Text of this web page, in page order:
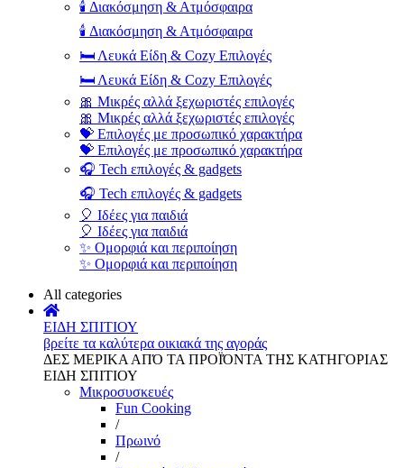
🕯️ Διακόσμηση & Ατμόσφαιρα
🕯️ Διακόσμηση & Ατμόσφαιρα
🛏️ Λευκά Είδη & Cozy Επιλογές
🛏️ Λευκά Είδη & Cozy Επιλογές
🎀 Μικρές αλλά ξεχωριστές επιλογές
🎀 Μικρές αλλά ξεχωριστές επιλογές
💝 Επιλογές με προσωπικό χαρακτήρα
💝 Επιλογές με προσωπικό χαρακτήρα
🎧 Tech επιλογές & gadgets
🎧 Tech επιλογές & gadgets
🎈 Ιδέες για παιδιά
🎈 Ιδέες για παιδιά
✨ Ομορφιά και περιποίηση
✨ Ομορφιά και περιποίηση
All categories
ΕΙΔΗ ΣΠΙΤΙΟΥ
βρείτε τα καλύτερα οικιακά της αγοράς
ΔΕΣ ΜΕΡΙΚΑ ΑΠΌ ΤΑ ΠΡΟΪΌΝΤΑ ΤΗΣ ΚΑΤΗΓΟΡΙΑΣ
ΕΙΔΗ ΣΠΙΤΙΟΥ
Μικροσυσκευές
Fun Cooking
/
Πρωινό
/